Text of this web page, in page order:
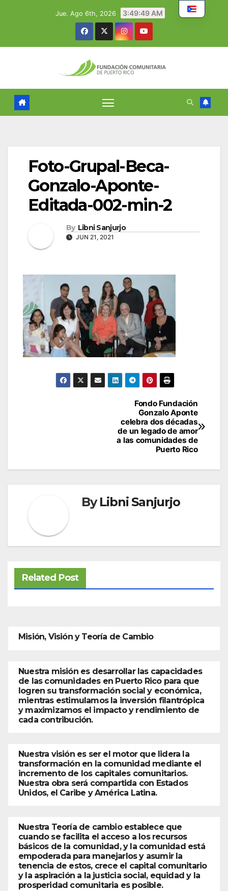
Jue. Ago 6th, 2026 3:49:50 AM
Foto-Grupal-Beca-
Gonzalo-Aponte-
Editada-002-min-2
By Libni Sanjurjo
JUN 21, 2021
Fondo Fundación
Gonzalo Aponte
celebra dos décadas
de un legado de amor
a las comunidades de
Puerto Rico
ByLibni Sanjurjo
Related Post
Misión, Visión y Teoría de Cambio
Nuestra misión es desarrollar las capacidades
de las comunidades en Puerto Rico para que
logren su transformación social y económica,
mientras estimulamos la inversión filantrópica
y maximizamos el impacto y rendimiento de
cada contribución.
Nuestra visión es ser el motor que lidera la
transformación en la comunidad mediante el
incremento de los capitales comunitarios.
Nuestra obra será compartida con Estados
Unidos, el Caribe y América Latina.
Nuestra Teoría de cambio establece que
cuando se facilita el acceso a los recursos
básicos de la comunidad, y la comunidad está
empoderada para manejarlos y asumir la
tenencia de estos, crece el capital comunitario
y la aspiración a la justicia social, equidad y la
prosperidad comunitaria es posible.